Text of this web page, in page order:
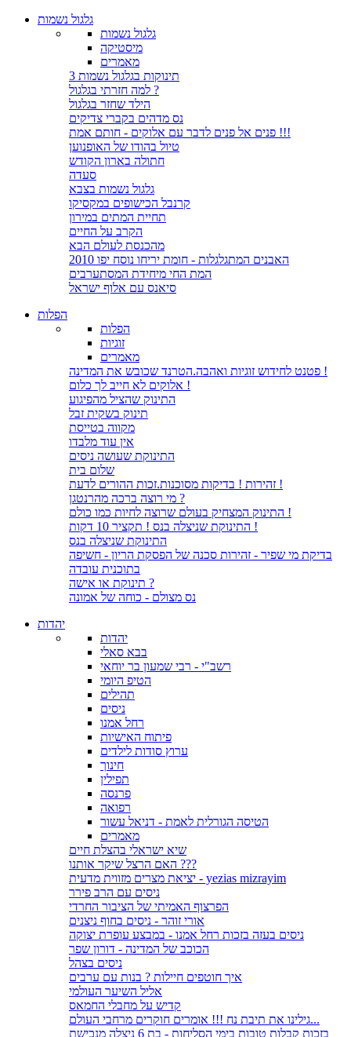
גלגול נשמות
גלגול נשמות
מיסטיקה
מאמרים
3 תינוקות בגלגול נשמות
למה חזרתי בגלגול ?
הילד שחזר בגלגול
נס מדהים בקברי צדיקים
פנים אל פנים לדבר עם אלוקים - חותם אמת !!!
טיול בהודו של האופנוען
חתולה בארון הקודש
סעדה
גלגול נשמות בצבא
קרנבל הכישופים במקסיקו
תחיית המתים במירון
הקרב על החיים
מהכנסת לעולם הבא
האבנים המתגלגלות - חומת יריחו נוסח יפו 2010
המת החי מיחידת המסתערבים
סיאנס עם אלוף ישראל
הפלות
הפלות
זוגיות
מאמרים
פטנט לחידוש זוגיות ואהבה.הטרנד שכובש את המדינה !
אלוקים לא חייב לך כלום !
התינוק שהציל מהפיגוע
תינוק בשקית זבל
מקווה בטייסת
אין עוד מלבדו
התינוקת שעושה ניסים
שלום בית
זהירות ! בדיקות מסוכנות.זכות ההורים לדעת !
מי רוצה ברכה מהרנטגן ?
התינוק המצחיק בעולם שרוצה לחיות כמו כולם !
התינוקת שניצלה בנס ! תקציר 10 דקות !
התינוקת שניצלה בנס
בדיקת מי שפיר - זהירות סכנה של הפסקת הריון - חשיפה
בתוכנית עובדה
תינוקת או אישה ?
נס מצולם - כוחה של אמונה
יהדות
יהדות
בבא סאלי
רשב"י - רבי שמעון בר יוחאי
הטיפ היומי
תהילים
ניסים
רחל אמנו
פיתוח האישיות
ערוץ סודות לילדים
חינוך
תפילין
פרנסה
רפואה
הטיסה הגורלית לאמת - דניאל עשור
מאמרים
שיא ישראלי בהצלת חיים
האם הרצל שיקר אותנו ???
יציאת מצרים מזווית מדעית - yezias mizrayim
ניסים עם הרב פירר
הפרצוף האמיתי של הציבור החרדי
אורי זוהר - ניסים בחוף ניצנים
ניסים בעזה בזכות רחל אמנו - במבצע עופרת יצוקה
הכוכב של המדינה - דורון שפר
ניסים בצהל
איך חוטפים חיילות ? בנות עם ערבים
אליל השיער העולמי
קדיש על מחבלי החמאס
גילינו את תיבת נח !!! אומרים חוקרים מרחבי העולם...
בזכות קבלות טובות בימי הסליחות - בת 6 ניצלה מנכישת